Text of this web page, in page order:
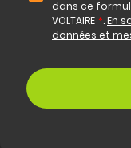
dans ce
VOLTAIRE *.En
données et